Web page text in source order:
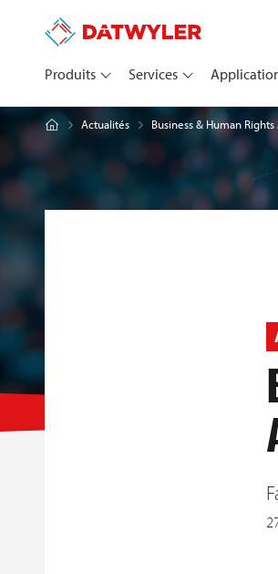
Produits Services
Actualités Business & Human